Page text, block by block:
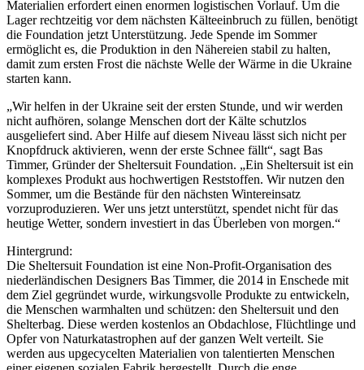
Materialien erfordert einen enormen logistischen Vorlauf. Um die
Lager rechtzeitig vor dem nächsten Kälteeinbruch zu füllen, benötigt
die Foundation jetzt Unterstützung. Jede Spende im Sommer
ermöglicht es, die Produktion in den Nähereien stabil zu halten,
damit zum ersten Frost die nächste Welle der Wärme in die Ukraine
starten kann.
„Wir helfen in der Ukraine seit der ersten Stunde, und wir werden
nicht aufhören, solange Menschen dort der Kälte schutzlos
ausgeliefert sind. Aber Hilfe auf diesem Niveau lässt sich nicht per
Knopfdruck aktivieren, wenn der erste Schnee fällt“, sagt Bas
Timmer, Gründer der Sheltersuit Foundation. „Ein Sheltersuit ist ein
komplexes Produkt aus hochwertigen Reststoffen. Wir nutzen den
Sommer, um die Bestände für den nächsten Wintereinsatz
vorzuproduzieren. Wer uns jetzt unterstützt, spendet nicht für das
heutige Wetter, sondern investiert in das Überleben von morgen.“
Hintergrund:
Die Sheltersuit Foundation ist eine Non-Profit-Organisation des
niederländischen Designers Bas Timmer, die 2014 in Enschede mit
dem Ziel gegründet wurde, wirkungsvolle Produkte zu entwickeln,
die Menschen warmhalten und schützen: den Sheltersuit und den
Shelterbag. Diese werden kostenlos an Obdachlose, Flüchtlinge und
Opfer von Naturkatastrophen auf der ganzen Welt verteilt. Sie
werden aus upgecycelten Materialien von talentierten Menschen